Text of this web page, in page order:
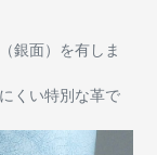
銀面）を有しま
くい特別な革で